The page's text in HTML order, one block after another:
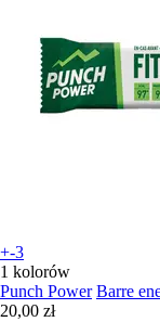
+-3
1 kolorów
Punch Power Barre
20,00 zł